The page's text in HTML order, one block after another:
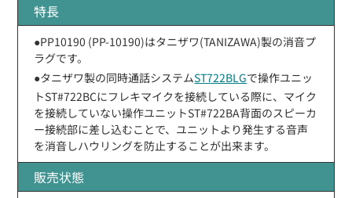
特長
●PP10190 (PP-10190)はタニザワ(TANIZAWA)製の消音プ
ラグです。
●タニザワ製の同時通話システムST722BLGで操作ユニッ
トST#722BCにフレキマイクを接続している際に、マイク
を接続していない操作ユニットST#722BA背面のスピーカ
ー接続部に差し込むことで、ユニットより発生する音声
を消音しハウリングを防止することが出来ます。
販売状態